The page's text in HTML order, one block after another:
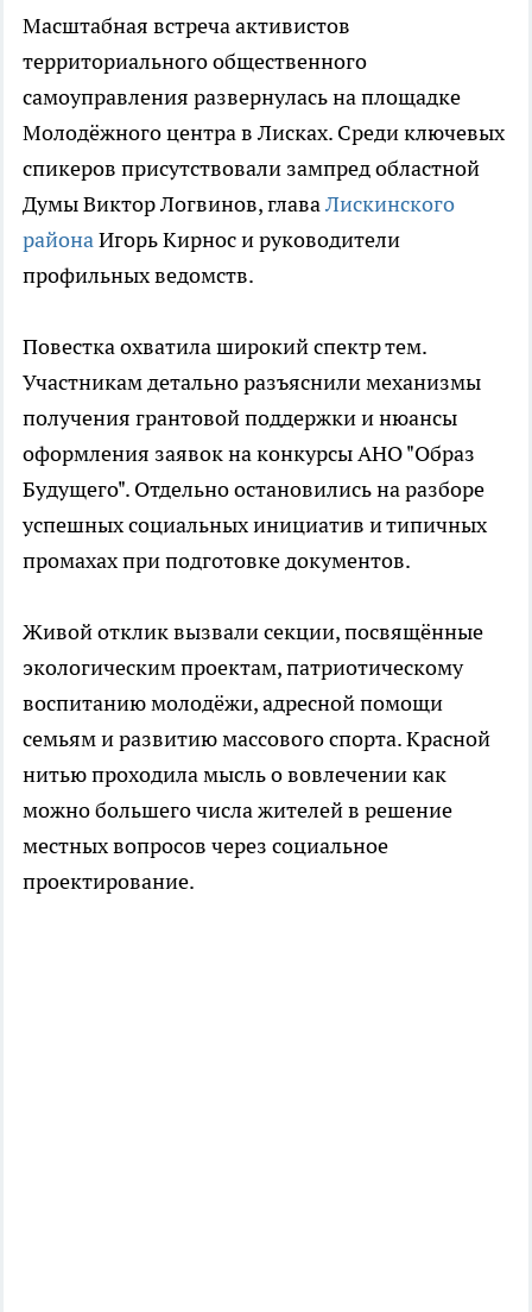
Масштабная встреча активистов
территориального общественного
самоуправления развернулась на площадке
Молодёжного центра в Лисках. Среди ключевых
спикеров присутствовали зампред областной
Думы Виктор Логвинов, главаЛискинского
районаИгорь Кирнос и руководители
профильных ведомств.
Повестка охватила широкий спектр тем.
Участникам детально разъяснили механизмы
получения грантовой поддержки и нюансы
оформления заявок на конкурсы АНО "Образ
Будущего". Отдельно остановились на разборе
успешных социальных инициатив и типичных
промахах при подготовке документов.
Живой отклик вызвали секции, посвящённые
экологическим проектам, патриотическому
воспитанию молодёжи, адресной помощи
семьям и развитию массового спорта. Красной
нитью проходила мысль о вовлечении как
можно большего числа жителей в решение
местных вопросов через социальное
проектирование.